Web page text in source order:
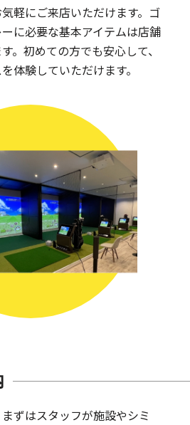
軽にご来店いただけます。 ゴ
に必要な基本アイテムは店舗
。初めての方でも安心して、
体験していただけます。
ずはスタッフが施設やシミ